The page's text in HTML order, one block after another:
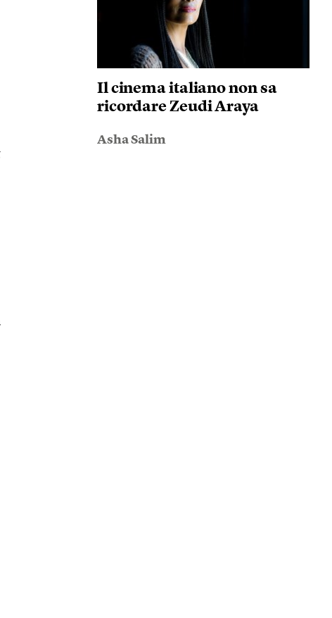
Il cinema italiano non sa
ricordare Zeudi Araya
Asha Salim